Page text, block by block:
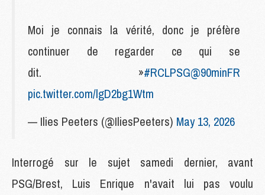
Moi je connais la vérité, donc je préfère
continuer de regarder ce qui se
dit. »#RCLPSG@90minFR
pic.twitter.com/lgD2bg1Wtm
— Ilies Peeters (@IliesPeeters) May 13, 2026
Interrogé sur le sujet samedi dernier, avant
PSG/Brest, Luis Enrique n'avait lui pas voulu